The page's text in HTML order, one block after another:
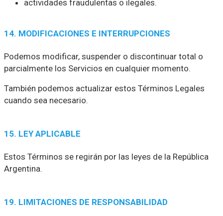
actividades fraudulentas o ilegales.
14. MODIFICACIONES E INTERRUPCIONES
Podemos modificar, suspender o discontinuar total o
parcialmente los Servicios en cualquier momento.
También podemos actualizar estos Términos Legales
cuando sea necesario.
15. LEY APLICABLE
Estos Términos se regirán por las leyes de la República
Argentina.
19. LIMITACIONES DE RESPONSABILIDAD